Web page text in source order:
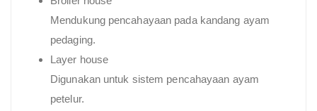
Mendukung pencahayaan pada kandang ayam
pedaging.
Layer house
Digunakan untuk sistem pencahayaan ayam
petelur.